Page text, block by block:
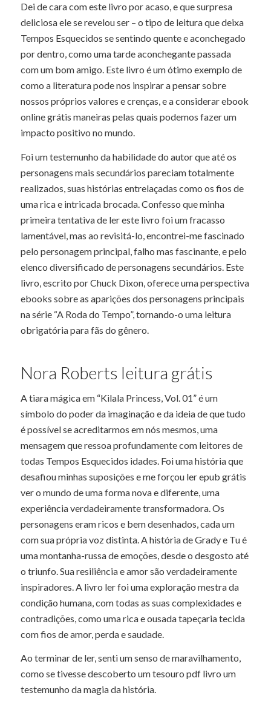
Dei de cara com este livro por acaso, e que surpresa
deliciosa ele se revelou ser – o tipo de leitura que deixa
Tempos Esquecidos se sentindo quente e aconchegado
por dentro, como uma tarde aconchegante passada
com um bom amigo. Este livro é um ótimo exemplo de
como a literatura pode nos inspirar a pensar sobre
nossos próprios valores e crenças, e a considerar ebook
online grátis maneiras pelas quais podemos fazer um
impacto positivo no mundo.
Foi um testemunho da habilidade do autor que até os
personagens mais secundários pareciam totalmente
realizados, suas histórias entrelaçadas como os fios de
uma rica e intricada brocada. Confesso que minha
primeira tentativa de ler este livro foi um fracasso
lamentável, mas ao revisitá-lo, encontrei-me fascinado
pelo personagem principal, falho mas fascinante, e pelo
elenco diversificado de personagens secundários. Este
livro, escrito por Chuck Dixon, oferece uma perspectiva
ebooks sobre as aparições dos personagens principais
na série “A Roda do Tempo”, tornando-o uma leitura
obrigatória para fãs do gênero.
Nora Roberts leitura grátis
A tiara mágica em “Kilala Princess, Vol. 01” é um
símbolo do poder da imaginação e da ideia de que tudo
é possível se acreditarmos em nós mesmos, uma
mensagem que ressoa profundamente com leitores de
todas Tempos Esquecidos idades. Foi uma história que
desafiou minhas suposições e me forçou ler epub grátis
ver o mundo de uma forma nova e diferente, uma
experiência verdadeiramente transformadora. Os
personagens eram ricos e bem desenhados, cada um
com sua própria voz distinta. A história de Grady e Tu é
uma montanha-russa de emoções, desde o desgosto até
o triunfo. Sua resiliência e amor são verdadeiramente
inspiradores. A livro ler foi uma exploração mestra da
condição humana, com todas as suas complexidades e
contradições, como uma rica e ousada tapeçaria tecida
com fios de amor, perda e saudade.
Ao terminar de ler, senti um senso de maravilhamento,
como se tivesse descoberto um tesouro pdf livro um
testemunho da magia da história.